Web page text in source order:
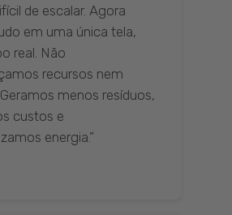
de escalar. Agora
em uma única tela,
real. Não
recursos nem
menos resíduos,
custos e
energia.”